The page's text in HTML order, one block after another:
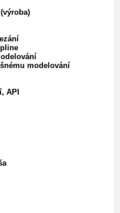
modelování
API